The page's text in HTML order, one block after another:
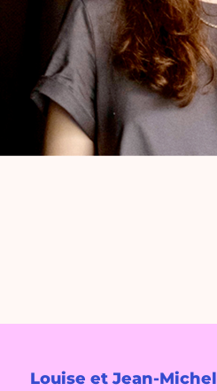
Louise et Jean-Michel